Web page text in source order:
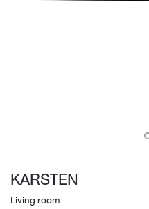
KARSTEN
Living room